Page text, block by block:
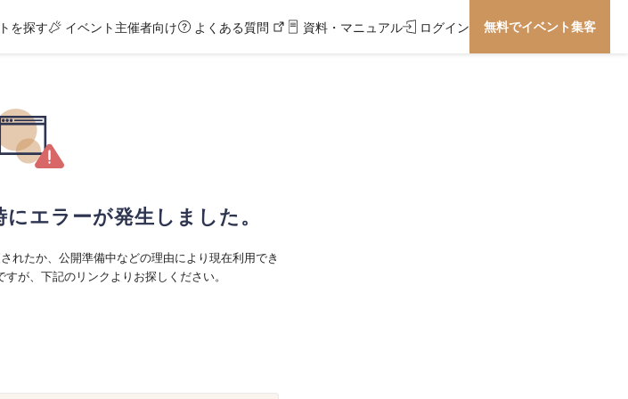
を探す イベント主催者向け よくある質問 資料・マニュアル ログイン 無料でイベント集客
エラーが発生しました。
れたか、公開準備中などの理由により現在利用でき
が、下記のリンクよりお探しください。